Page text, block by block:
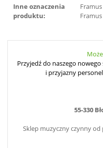
Inne oznaczenia
produktu:
Przyjedź do naszego
i przyjazny
55-330
Sklep muzyczny czynny